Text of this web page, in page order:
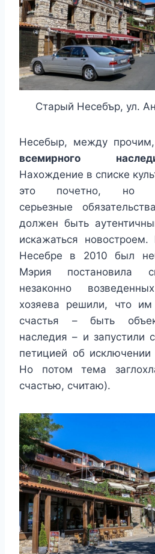
Старый Несебър, ул.
Несебыр, между прочим,
всемирного
Нахождение в списке
это почетно, но и
серьезные
должен быть
искажаться
Несебре в 2010 был
Мэрия постановила
незаконно
хозяева решили, что
счастья – быть
наследия – и запустили
петицией об исключении
Но потом тема
счастью, считаю).